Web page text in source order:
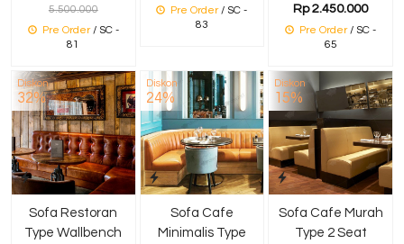
5.500.000
Pre Order/ SC -
81
Pre Order/ SC -
83
Rp 2.450.000
Pre Order/ SC -
65
Diskon
32%
Sofa Restoran
Type Wallbench
Diskon
24%
Sofa Cafe
Minimalis Type
Diskon
15%
Sofa Cafe Murah
Type 2 Seat